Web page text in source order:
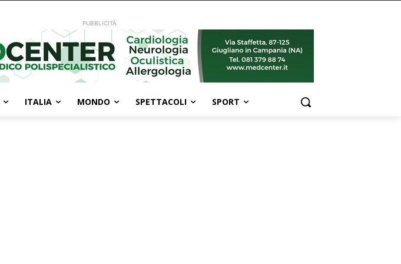
PUBBLICITÀ
ITALIA MONDO SPETTACOLI SPORT